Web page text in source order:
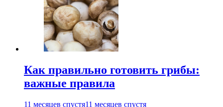
Как правильно готовить грибы:
важные правила
11 месяцев спустя11 месяцев спустя